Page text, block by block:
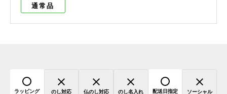
通常品
ラッピング のし対応 仏のし対応 のし名入れ 配送日指定
ソーシャル